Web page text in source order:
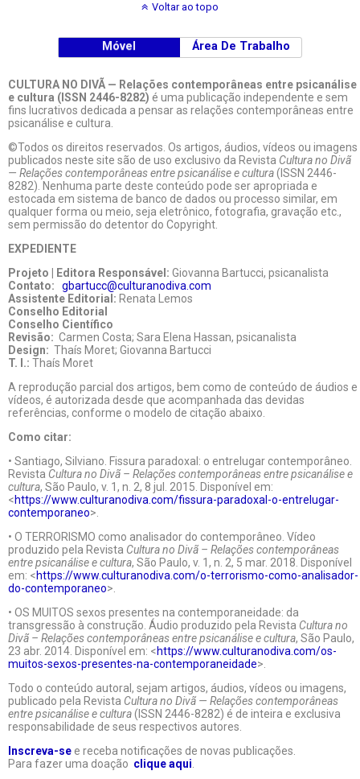
Voltar ao topo
Móvel Área De Trabalho
CULTURA NO DIVÃ — Relações contemporâneas entre psicanálise
e cultura (ISSN 2446-8282) é uma publicação independente e sem
fins lucrativos dedicada a pensar as relações contemporâneas entre
psicanálise e cultura.
©Todos os direitos reservados. Os artigos, áudios, vídeos ou imagens
publicados neste site são de uso exclusivo da Revista Cultura no Divã
— Relações contemporâneas entre psicanálise e cultura(ISSN 2446-
8282). Nenhuma parte deste conteúdo pode ser apropriada e
estocada em sistema de banco de dados ou processo similar, em
qualquer forma ou meio, seja eletrônico, fotografia, gravação etc.,
sem permissão do detentor do Copyright.
EXPEDIENTE
Projeto | Editora Responsável: Giovanna Bartucci, psicanalista
Contato: gbartucc@culturanodiva.com
Assistente Editorial: Renata Lemos
Conselho Editorial
Conselho Científico
Revisão: Carmen Costa; Sara Elena Hassan, psicanalista
Design: Thaís Moret; Giovanna Bartucci
T. I.: Thaís Moret
A reprodução parcial dos artigos, bem como de conteúdo de áudios e
vídeos, é autorizada desde que acompanhada das devidas
referências, conforme o modelo de citação abaixo.
Como citar:
• Santiago, Silviano. Fissura paradoxal: o entrelugar contemporâneo.
Revista Cultura no Divã – Relações contemporâneas entre psicanálise e
cultura, São Paulo, v. 1, n. 2, 8 jul. 2015. Disponível em:
<https://www.culturanodiva.com/fissura-paradoxal-o-entrelugar-
contemporaneo>.
• O TERRORISMO como analisador do contemporâneo. Vídeo
produzido pela Revista Cultura no Divã – Relações contemporâneas
entre psicanálise e cultura, São Paulo, v. 1, n. 2, 5 mar. 2018. Disponível
em: <https://www.culturanodiva.com/o-terrorismo-como-analisador-
do-contemporaneo>.
• OS MUITOS sexos presentes na contemporaneidade: da
transgressão à construção. Áudio produzido pela Revista Cultura no
Divã – Relações contemporâneas entre psicanálise e cultura, São Paulo,
23 abr. 2014. Disponível em: <https://www.culturanodiva.com/os-
muitos-sexos-presentes-na-contemporaneidade>.
Todo o conteúdo autoral, sejam artigos, áudios, vídeos ou imagens,
publicado pela Revista Cultura no Divã — Relações contemporâneas
entre psicanálise e cultura(ISSN 2446-8282) é de inteira e exclusiva
responsabilidade de seus respectivos autores.
Inscreva-se e receba notificações de novas publicações.
Para fazer uma doação clique aqui